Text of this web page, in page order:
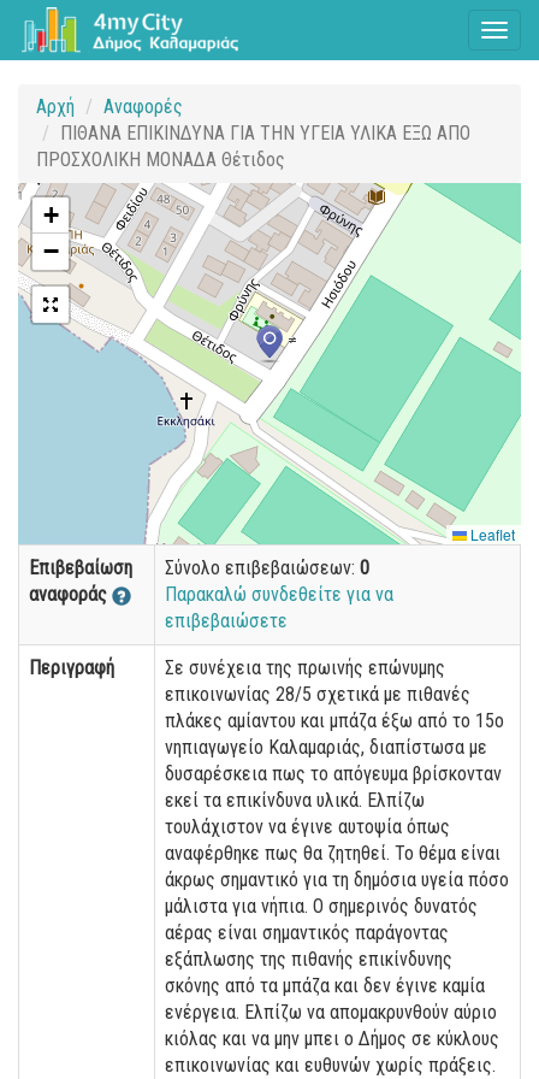
Αρχή
Αναφορές
ΠΙΘΑΝΑ ΕΠΙΚΙΝΔΥΝΑ ΓΙΑ ΤΗΝ ΥΓΕΙΑ ΥΛΙΚΑ ΕΞΩ ΑΠΟ
ΠΡΟΣΧΟΛΙΚΗ ΜΟΝΑΔΑ Θέτιδος
+
−
Leaflet
Επιβεβαίωση
αναφοράς
Σύνολο επιβεβαιώσεων: 0
Παρακαλώ συνδεθείτε για να
επιβεβαιώσετε
Περιγραφή
Σε συνέχεια της πρωινής επώνυμης
επικοινωνίας 28/5 σχετικά με πιθανές
πλάκες αμίαντου και μπάζα έξω από το 15ο
νηπιαγωγείο Καλαμαριάς, διαπίστωσα με
δυσαρέσκεια πως το απόγευμα βρίσκονταν
εκεί τα επικίνδυνα υλικά. Ελπίζω
τουλάχιστον να έγινε αυτοψία όπως
αναφέρθηκε πως θα ζητηθεί. Το θέμα είναι
άκρως σημαντικό για τη δημόσια υγεία πόσο
μάλιστα για νήπια. Ο σημερινός δυνατός
αέρας είναι σημαντικός παράγοντας
εξάπλωσης της πιθανής επικίνδυνης
σκόνης από τα μπάζα και δεν έγινε καμία
ενέργεια. Ελπίζω να απομακρυνθούν αύριο
κιόλας και να μην μπει ο Δήμος σε κύκλους
επικοινωνίας και ευθυνών χωρίς πράξεις.